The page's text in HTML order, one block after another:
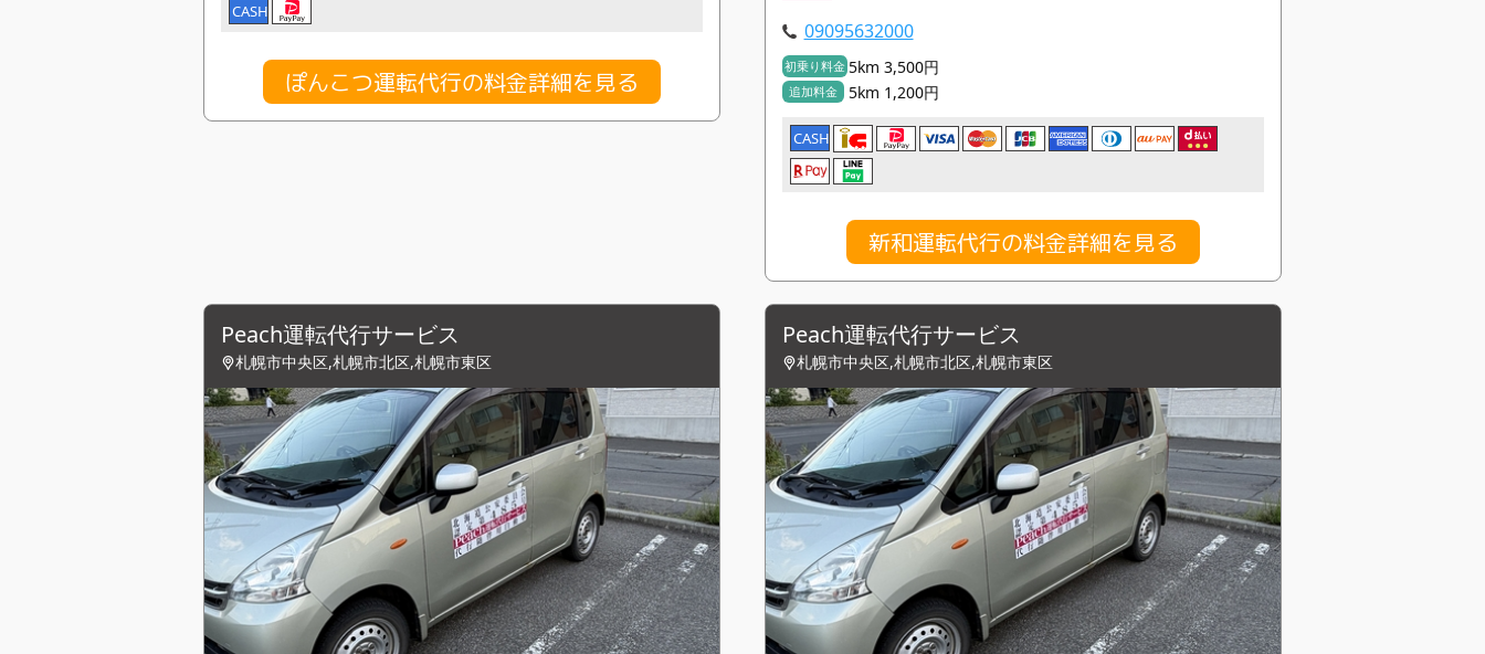
CASH
ぽんこつ運転代行の料金詳細を見る
09095632000
初乗り料金 5km 3,500円
追加料金 5km 1,200円
CASH
新和運転代行の料金詳細を見る
Peach運転代行サービス
札幌市中央区,札幌市北区,札幌市東区
Peach運転代行サービス
札幌市中央区,札幌市北区,札幌市東区